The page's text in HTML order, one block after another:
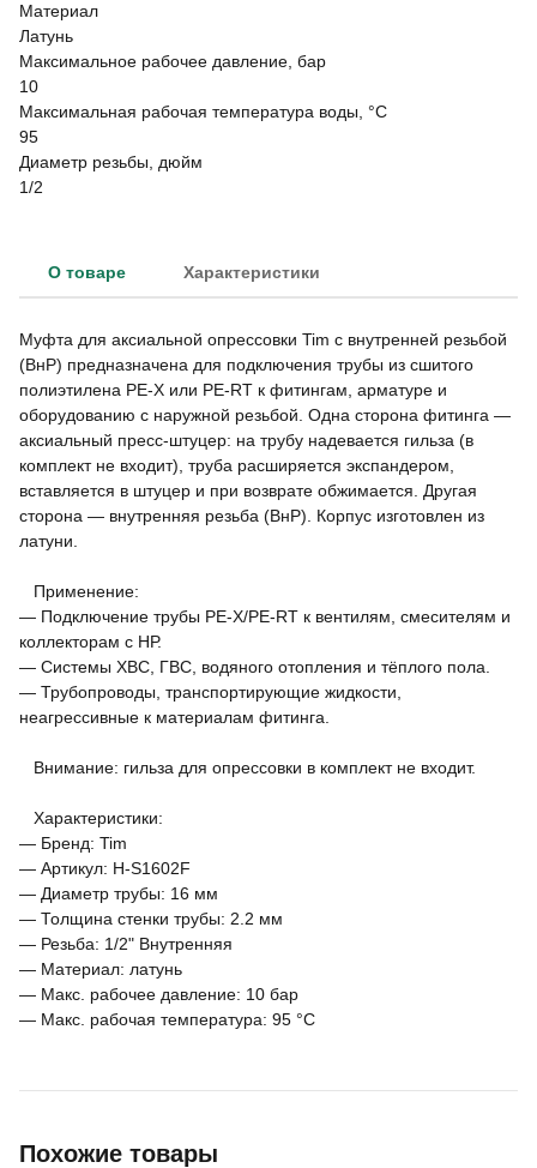
Материал
Латунь
Максимальное рабочее давление, бар
10
Максимальная рабочая температура воды, °C
95
Диаметр резьбы, дюйм
1/2
О товаре Характеристики
Муфта для аксиальной опрессовки Tim с внутренней резьбой
(ВнР) предназначена для подключения трубы из сшитого
полиэтилена PE-X или PE-RT к фитингам, арматуре и
оборудованию с наружной резьбой. Одна сторона фитинга —
аксиальный пресс-штуцер: на трубу надевается гильза (в
комплект не входит), труба расширяется экспандером,
вставляется в штуцер и при возврате обжимается. Другая
сторона — внутренняя резьба (ВнР). Корпус изготовлен из
латуни.
Применение:
— Подключение трубы PE-X/PE-RT к вентилям, смесителям и
коллекторам с НР.
— Системы ХВС, ГВС, водяного отопления и тёплого пола.
— Трубопроводы, транспортирующие жидкости,
неагрессивные к материалам фитинга.
Внимание: гильза для опрессовки в комплект не входит.
Характеристики:
— Бренд: Tim
— Артикул: H-S1602F
— Диаметр трубы: 16 мм
— Толщина стенки трубы: 2.2 мм
— Резьба: 1/2" Внутренняя
— Материал: латунь
— Макс. рабочее давление: 10 бар
— Макс. рабочая температура: 95 °С
Похожие товары